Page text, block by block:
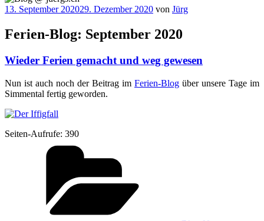
Veröffentlicht
13. September 202029. Dezember 2020 von Jürg
Ferien-Blog: September 2020
Wieder Ferien gemacht und weg gewesen
Nun ist auch noch der Bei­trag im Feri­en-Blog über unse­re Tage im
Sim­men­tal fer­tig geworden.
Sei­ten-Auf­ru­fe: 390